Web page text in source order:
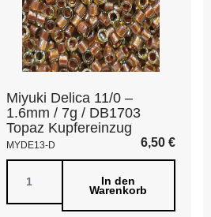
Miyuki Delica 11/0 –
1.6mm / 7g / DB1703
Topaz Kupfereinzug
MYDE13-D 6,50 €
In den
Warenkorb